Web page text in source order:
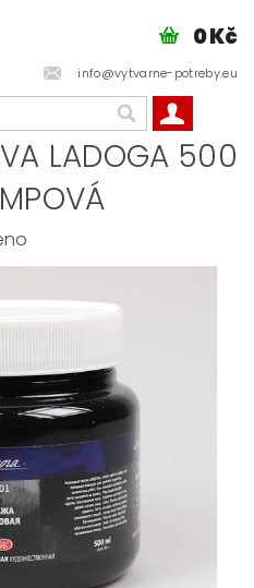
info@vytvarne-potreby.eu
0 Kč
LADOGA 500